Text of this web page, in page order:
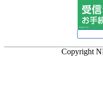
Copyright